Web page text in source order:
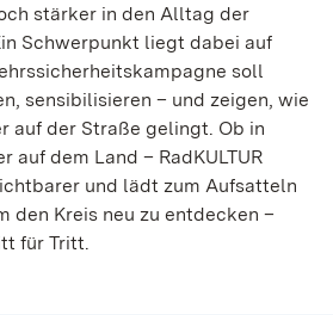
stärker in den Alltag der
Schwerpunkt liegt dabei auf
soll
sensibilisieren – und zeigen, wie
auf der Straße gelingt. Ob in
auf dem Land – RadKULTUR
und lädt zum Aufsatteln
den Kreis neu zu entdecken –
für Tritt.
zur Analyse und
verwendet. Sie tun dies,
über Websites hinweg